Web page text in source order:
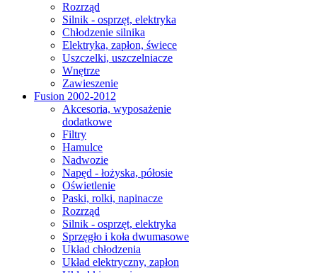
Rozrząd
Silnik - osprzęt, elektryka
Chłodzenie silnika
Elektryka, zapłon, świece
Uszczelki, uszczelniacze
Wnętrze
Zawieszenie
Fusion 2002-2012
Akcesoria, wyposażenie
dodatkowe
Filtry
Hamulce
Nadwozie
Napęd - łożyska, półosie
Oświetlenie
Paski, rolki, napinacze
Rozrząd
Silnik - osprzęt, elektryka
Sprzęgło i koła dwumasowe
Układ chłodzenia
Układ elektryczny, zapłon